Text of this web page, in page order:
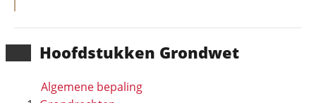
Hoofd­stukken Grondwet
Algemene bepaling